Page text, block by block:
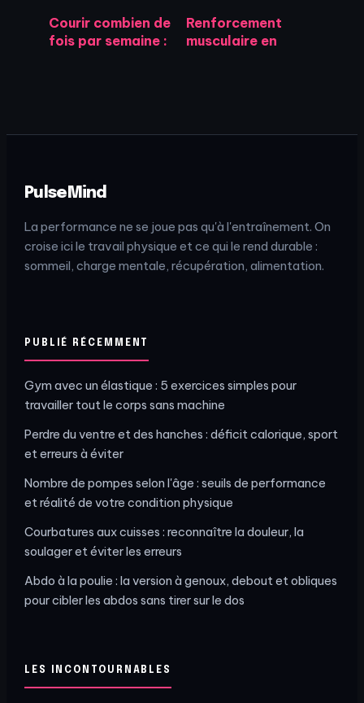
Courir combien de
fois par semaine :
Renforcement
musculaire en
PulseMind
La performance ne se joue pas qu'à l'entraînement. On
croise ici le travail physique et ce qui le rend durable :
sommeil, charge mentale, récupération, alimentation.
PUBLIÉ RÉCEMMENT
Gym avec un élastique : 5 exercices simples pour
travailler tout le corps sans machine
Perdre du ventre et des hanches : déficit calorique, sport
et erreurs à éviter
Nombre de pompes selon l'âge : seuils de performance
et réalité de votre condition physique
Courbatures aux cuisses : reconnaître la douleur, la
soulager et éviter les erreurs
Abdo à la poulie : la version à genoux, debout et obliques
pour cibler les abdos sans tirer sur le dos
LES INCONTOURNABLES